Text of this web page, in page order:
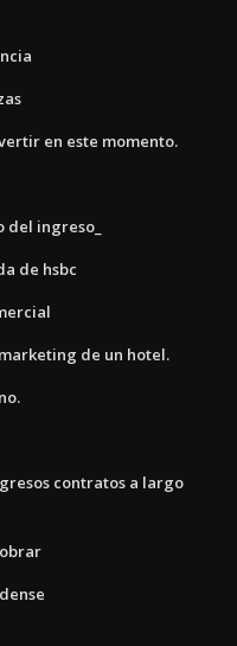
en este momento.
ingreso_
de hsbc
de un hotel.
contratos a largo